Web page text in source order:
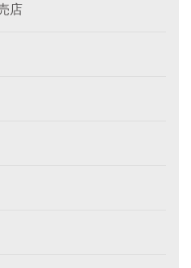
店